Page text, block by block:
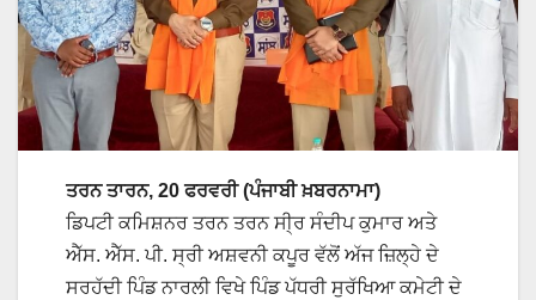
ਤਰਨ ਤਾਰਨ, 20 ਫਰਵਰੀ (ਪੰਜਾਬੀ ਖ਼ਬਰਨਾਮਾ)
ਡਿਪਟੀ ਕਮਿਸ਼ਨਰ ਤਰਨ ਤਰਨ ਸੀ੍ਰ ਸੰਦੀਪ ਕੁਮਾਰ ਅਤੇ
ਐੱਸ. ਐੱਸ. ਪੀ. ਸ੍ਰੀ ਅਸ਼ਵਨੀ ਕਪੂਰ ਵੱਲੋਂ ਅੱਜ ਜ਼ਿਲ੍ਹੇ ਦੇ
ਸਰਹੱਦੀ ਪਿੰਡ ਨਾਰਲੀ ਵਿਖੇ ਪਿੰਡ ਪੱਧਰੀ ਸੁਰੱਖਿਆ ਕਮੇਟੀ ਦੇ